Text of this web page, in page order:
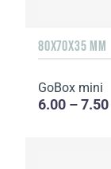
80X70X35 MM
GoBox mini
6.00 – 7.50